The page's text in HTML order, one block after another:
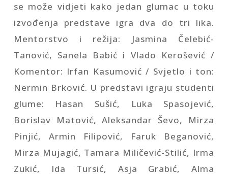
se može vidjeti kako jedan glumac u toku
izvođenja predstave igra dva do tri lika.
Mentorstvo i režija: Jasmina Čelebić-
Tanović, Sanela Babić i Vlado Kerošević /
Komentor: Irfan Kasumović / Svjetlo i ton:
Nermin Brković. U predstavi igraju studenti
glume: Hasan Sušić, Luka Spasojević,
Borislav Matović, Aleksandar Ševo, Mirza
Pinjić, Armin Filipović, Faruk Beganović,
Mirza Mujagić, Tamara Miličević-Stilić, Irma
Zukić, Ida Tursić, Asja Grabić, Alma